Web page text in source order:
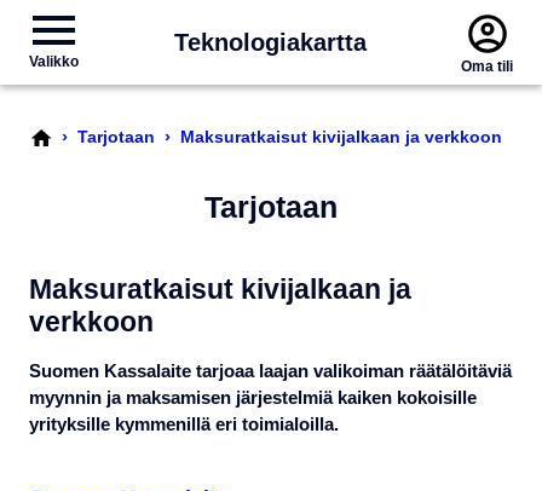
Valikko
Teknologiakartta
Oma tili
› Tarjotaan › Maksuratkaisut kivijalkaan ja verkkoon
Tarjotaan
Maksuratkaisut kivijalkaan ja
verkkoon
Suomen Kassalaite tarjoaa laajan valikoiman räätälöitäviä
myynnin ja maksamisen järjestelmiä kaiken kokoisille
yrityksille kymmenillä eri toimialoilla.